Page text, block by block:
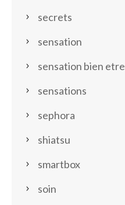
secrets
sensation
sensation bien etre
sensations
sephora
shiatsu
smartbox
soin